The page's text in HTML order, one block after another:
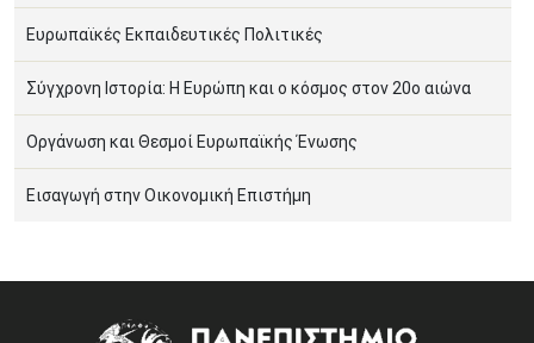
Ευρωπαϊκές Εκπαιδευτικές Πολιτικές
Σύγχρονη Ιστορία: Η Ευρώπη και ο κόσμος στον 20ο αιώνα
Οργάνωση και Θεσμοί Ευρωπαϊκής Ένωσης
Εισαγωγή στην Οικονομική Επιστήμη